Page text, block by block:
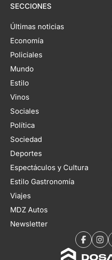
SECCIONES
Últimas noticias
Economía
Policiales
Mundo
Estilo
Vinos
Sociales
Política
Sociedad
Deportes
Espectáculos y Cultura
Estilo Gastronomía
Viajes
MDZ Autos
Newsletter